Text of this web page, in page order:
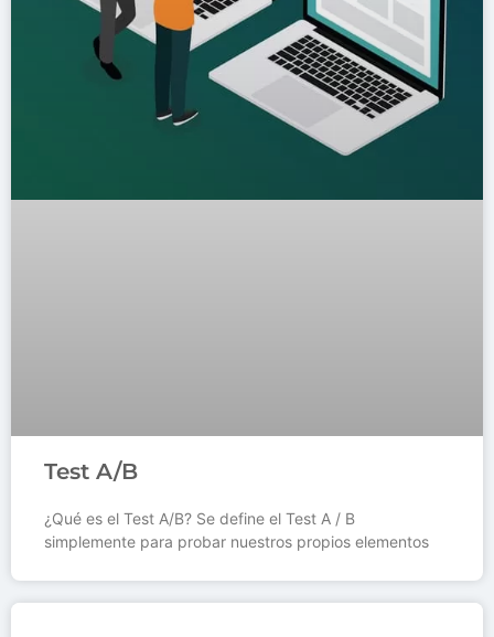
Test A/B
¿Qué es el Test A/B? Se define el Test A / B
simplemente para probar nuestros propios elementos